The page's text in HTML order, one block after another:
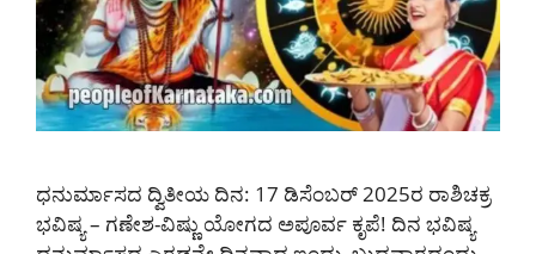
ಧನುರ್ಮಾಸದ ದ್ವಿತೀಯ ದಿನ: 17 ಡಿಸೆಂಬರ್ 2025ರ ರಾಶಿಚಕ್ರ
ಭವಿಷ್ಯ – ಗಣೇಶ-ವಿಷ್ಣು ಯೋಗದ ಅಪೂರ್ವ ಕೃಪೆ! ದಿನ ಭವಿಷ್ಯ